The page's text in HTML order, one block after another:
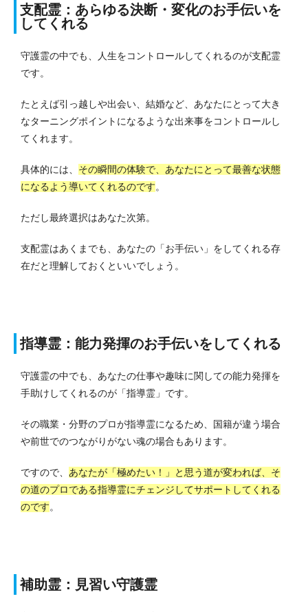
支配霊：あらゆる決断・変化のお手伝いを
してくれる
守護霊の中でも、人生をコントロールしてくれるのが支配霊
です。
たとえば引っ越しや出会い、結婚など、あなたにとって大き
なターニングポイントになるような出来事をコントロールし
てくれます。
具体的には、 その瞬間の体験で、あなたにとって最善な状態
になるよう導いてくれるのです。
ただし最終選択はあなた次第。
支配霊はあくまでも、あなたの「お手伝い」をしてくれる存
在だと理解しておくといいでしょう。
指導霊：能力発揮のお手伝いをしてくれる
守護霊の中でも、あなたの仕事や趣味に関しての能力発揮を
手助けしてくれるのが「指導霊」です。
その職業・分野のプロが指導霊になるため、国籍が違う場合
や前世でのつながりがない魂の場合もあります。
ですので、 あなたが「極めたい！」と思う道が変われば、そ
の道のプロである指導霊にチェンジしてサポートしてくれる
のです。
補助霊：見習い守護霊